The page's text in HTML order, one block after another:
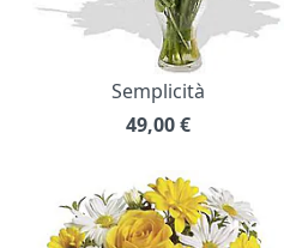
Semplicità
49,00€